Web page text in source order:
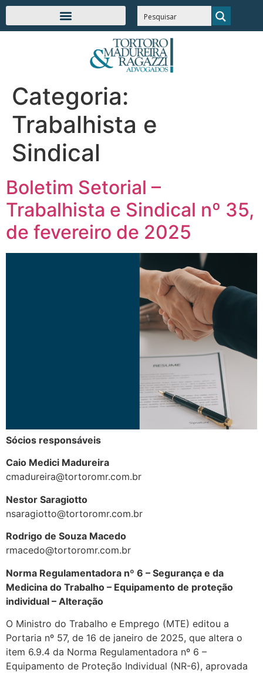
Categoria:
Trabalhista e
Sindical
Boletim Setorial –
Trabalhista e Sindical nº 35,
de fevereiro de 2025
Sócios responsáveis
Caio Medici Madureira
cmadureira@tortoromr.com.br
Nestor Saragiotto
nsaragiotto@tortoromr.com.br
Rodrigo de Souza Macedo
rmacedo@tortoromr.com.br
Norma Regulamentadora nº 6 – Segurança e da
Medicina do Trabalho – Equipamento de proteção
individual – Alteração
O Ministro do Trabalho e Emprego (MTE) editou a
Portaria nº 57, de 16 de janeiro de 2025, que altera o
item 6.9.4 da Norma Regulamentadora nº 6 –
Equipamento de Proteção Individual (NR-6), aprovada